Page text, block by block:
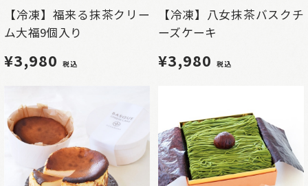
【冷凍】福来る抹茶クリー
ム大福9個入り
¥3,980 税込
【冷凍】八女抹茶バスクチ
ーズケーキ
¥3,980 税込